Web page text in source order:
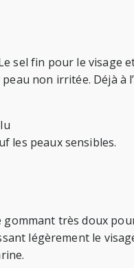
sel fin pour le visage
non irritée. Déjà
les peaux sensibles.
très doux
légèrement le